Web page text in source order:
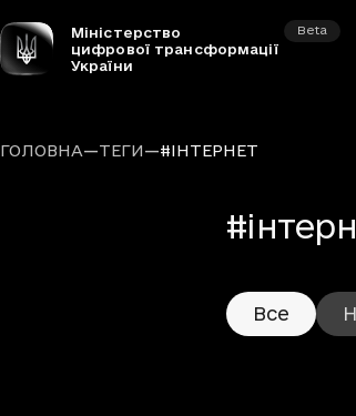
Міністерство
цифрової трансформації
України
Beta
ГОЛОВНА—ТЕГИ—#ІНТЕРНЕТ
Все